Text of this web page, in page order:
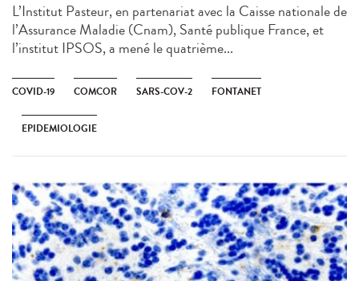
L’Institut Pasteur, en partenariat avec la Caisse nationale de
l’Assurance Maladie (Cnam), Santé publique France, et
l’institut IPSOS, a mené le quatrième...
COVID-19 COMCOR SARS-COV-2 FONTANET
EPIDEMIOLOGIE